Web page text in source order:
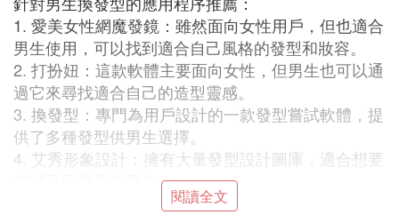
1. 愛美女性網魔發鏡：雖然面向女性用戶，但也適合
男生使用，可以找到適合自己風格的發型和妝容。
2. 打扮妞：這款軟體主要面向女性，但男生也可以通
過它來尋找適合自己的造型靈感。
3. 換發型：專門為用戶設計的一款發型嘗試軟體，提
供了多種發型供男生選擇。
4. 艾秀形象設計：擁有大量發型設計圖庫，適合想要
嘗試不同發型的男生。
總結來說，以上應用程序都能讓用戶在改變發型前預
閱讀全文